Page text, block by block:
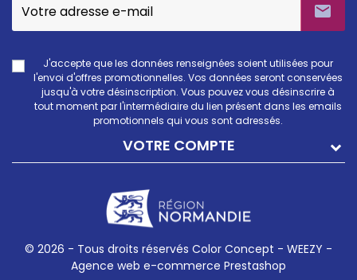

J'accepte que les données renseignées soient utilisées pour
l'envoi d'offres promotionnelles. Vos données seront conservées
jusqu'à votre désinscription. Vous pouvez vous désinscrire à
tout moment par l'intermédiaire du lien présent dans les emails
promotionnels qui vous sont adressés.
VOTRE COMPTE
© 2026 - Tous droits réservés Color Concept - WEEZY -
Agence web e-commerce Prestashop